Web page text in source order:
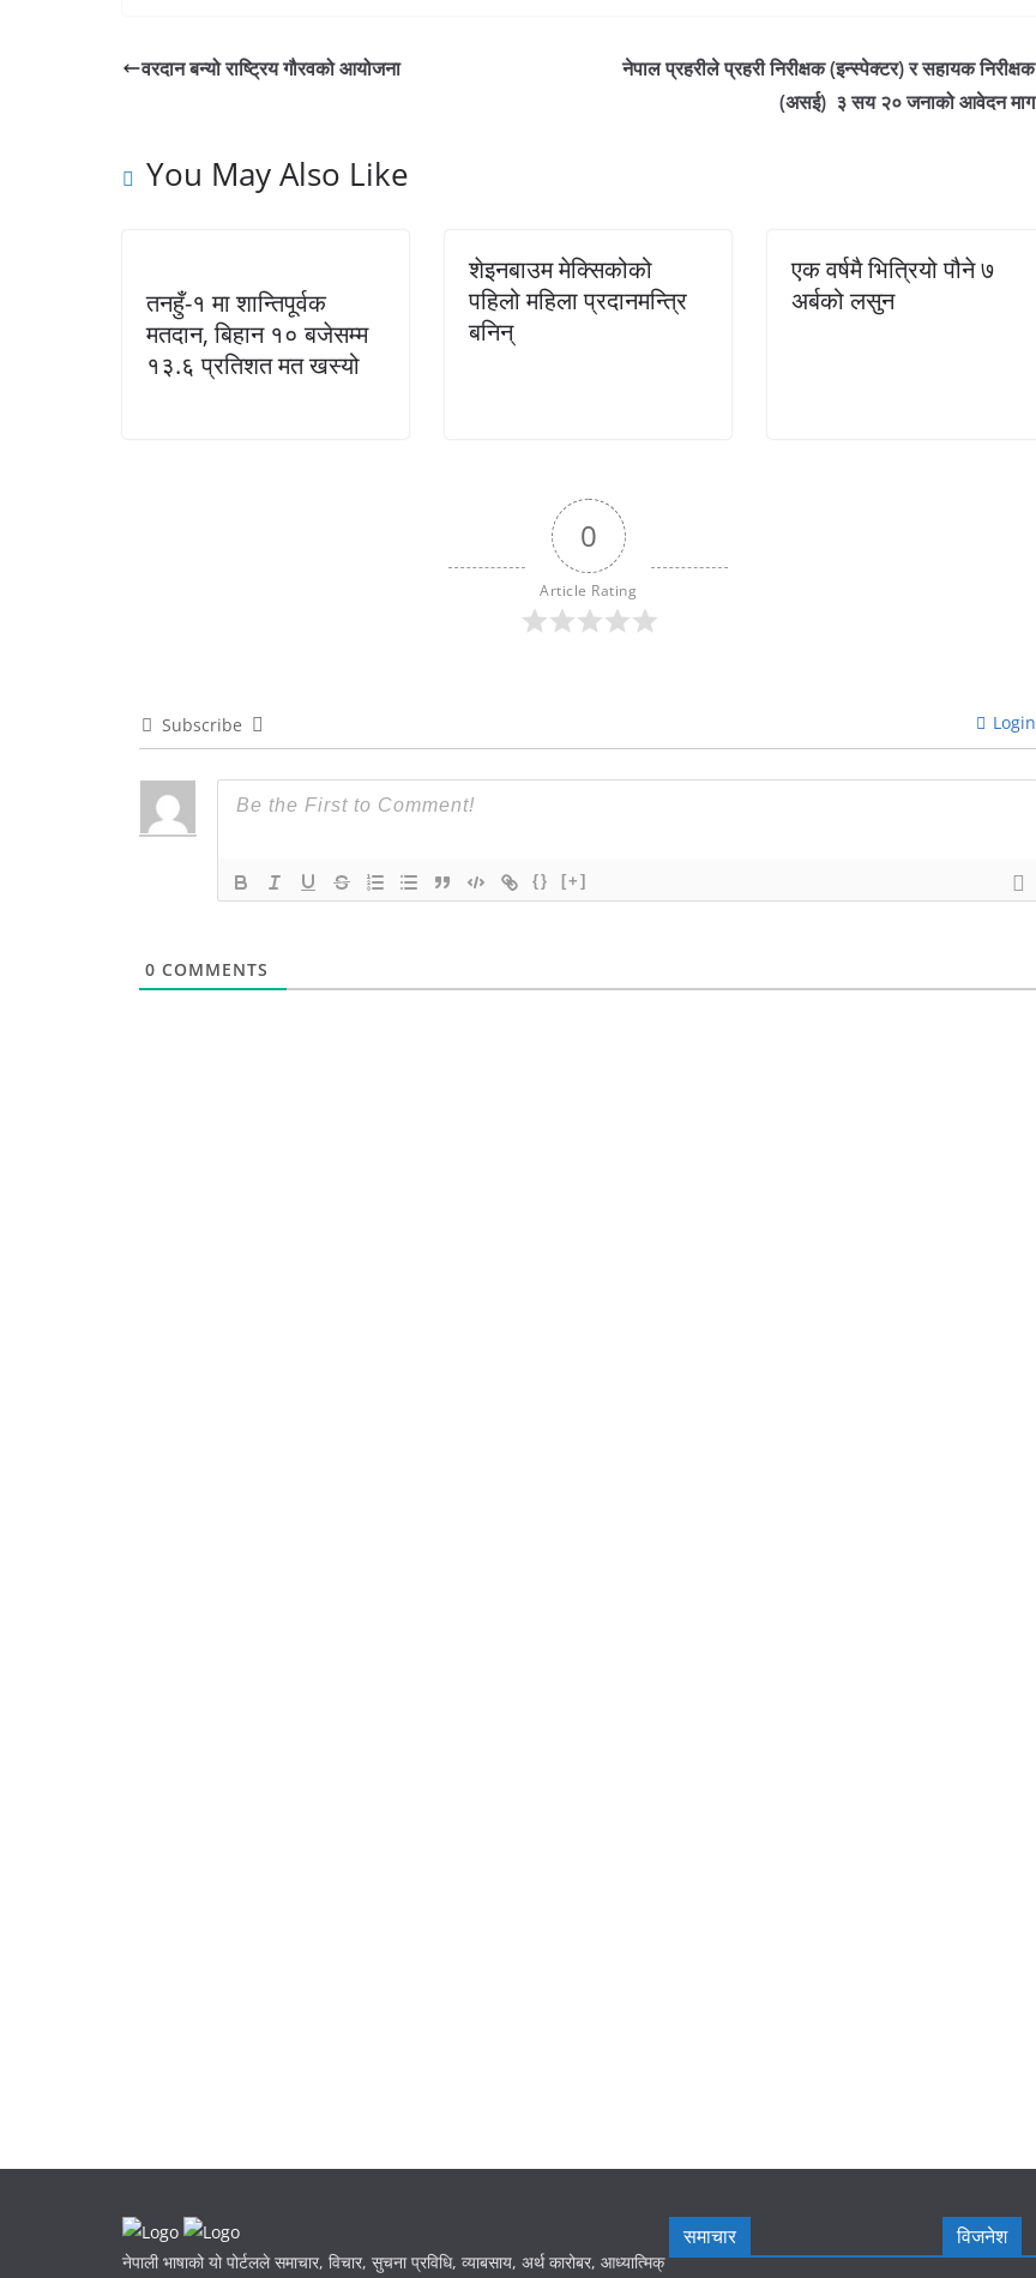
वरदान बन्यो राष्ट्रिय गौरवको आयोजना
नेपाल प्रहरीले प्रहरी निरीक्षक (इन्स्पेक्टर) र सहायक निरीक्षक
(असई) ३ सय २० जनाको आवेदन माग
You May Also Like
तनहुँ-१ मा शान्तिपूर्वक
मतदान, बिहान १० बजेसम्म
१३.६ प्रतिशत मत खस्यो
शेइनबाउम मेक्सिकोको
पहिलो महिला प्रदानमन्त्रि
बनिन्
एक वर्षमै भित्रियो पौने ७
अर्बको लसुन
0
Article Rating
Subscribe Login
{} [+]
0 COMMENTS
नेपाली भाषाको यो पोर्टलले समाचार, विचार, सुचना प्रविधि, व्याबसाय, अर्थ कारोबर, आध्यात्मिक्
समाचार विजनेश